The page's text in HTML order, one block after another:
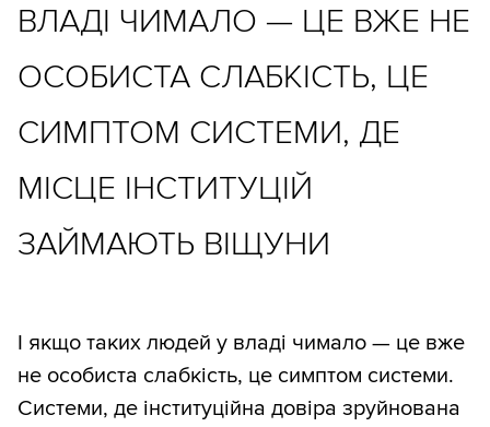
ВЛАДІ ЧИМАЛО — ЦЕ ВЖЕ НЕ
ОСОБИСТА СЛАБКІСТЬ, ЦЕ
СИМПТОМ СИСТЕМИ, ДЕ
МІСЦЕ ІНСТИТУЦІЙ
ЗАЙМАЮТЬ ВІЩУНИ
І якщо таких людей у владі чимало — це вже
не особиста слабкість, це симптом системи.
Системи, де інституційна довіра зруйнована